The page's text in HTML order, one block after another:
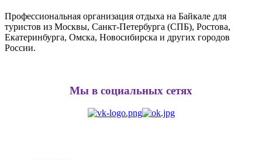
Профессиональная организация отдыха на Байкале для
туристов из Москвы, Санкт-Петербурга (СПБ), Ростова,
Екатеринбурга, Омска, Новосибирска и других городов
России.
Мы в социальных сетях